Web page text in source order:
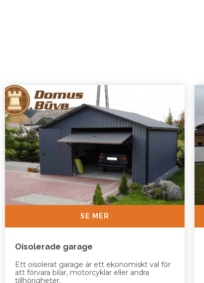
SE MER
Oisolerade garage
Ett oisolerat garage är ett ekonomiskt val för
att förvara bilar, motorcyklar eller andra
tillhörigheter.